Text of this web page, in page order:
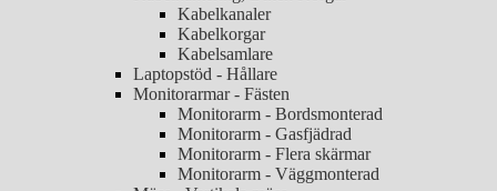
Kabelkanaler
Kabelkorgar
Kabelsamlare
Laptopstöd - Hållare
Monitorarmar - Fästen
Monitorarm - Bordsmonterad
Monitorarm - Gasfjädrad
Monitorarm - Flera skärmar
Monitorarm - Väggmonterad